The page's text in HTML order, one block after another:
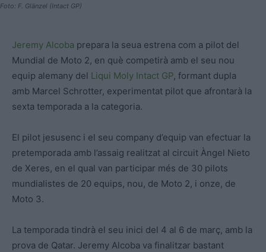
Foto: F. Glänzel (Intact GP)
Jeremy Alcoba prepara la seua estrena com a pilot del
Mundial de Moto 2, en què competirà amb el seu nou
equip alemany del Liqui Moly Intact GP, formant dupla
amb Marcel Schrotter, experimentat pilot que afrontarà la
sexta temporada a la categoria.
El pilot jesusenc i el seu company d’equip van efectuar la
pretemporada amb l’assaig realitzat al circuit Àngel Nieto
de Xeres, en el qual van participar més de 30 pilots
mundialistes de 20 equips, nou, de Moto 2, i onze, de
Moto 3.
La temporada tindrà el seu inici del 4 al 6 de març, amb la
prova de Qatar. Jeremy Alcoba va finalitzar bastant